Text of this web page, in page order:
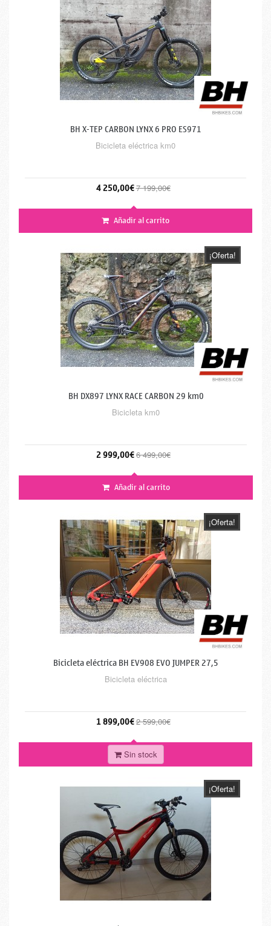
BH X-TEP CARBON LYNX 6 PRO ES971
Bicicleta eléctrica km0
4 250,00€7 199,00€
Añadir al carrito
¡Oferta!
BH DX897 LYNX RACE CARBON 29 km0
Bicicleta km0
2 999,00€6 499,00€
Añadir al carrito
¡Oferta!
Bicicleta eléctrica BH EV908 EVO JUMPER 27,5
Bicicleta eléctrica
1 899,00€2 599,00€
Sin stock
¡Oferta!